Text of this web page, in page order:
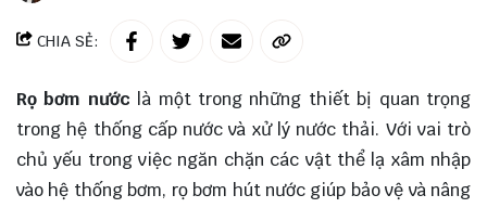
CHIA SẺ:
Rọ bơm nước là một trong những thiết bị quan trọng
trong hệ thống cấp nước và xử lý nước thải. Với vai trò
chủ yếu trong việc ngăn chặn các vật thể lạ xâm nhập
vào hệ thống bơm, rọ bơm hút nước giúp bảo vệ và nâng